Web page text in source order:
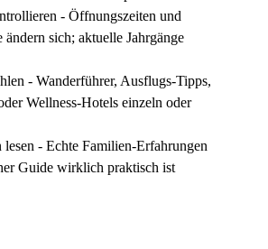
- Öffnungszeiten und
ändern sich; aktuelle Jahrgänge
- Wanderführer, Ausflugs-Tipps,
Wellness-Hotels einzeln oder
lesen - Echte Familien-Erfahrungen
Guide wirklich praktisch ist